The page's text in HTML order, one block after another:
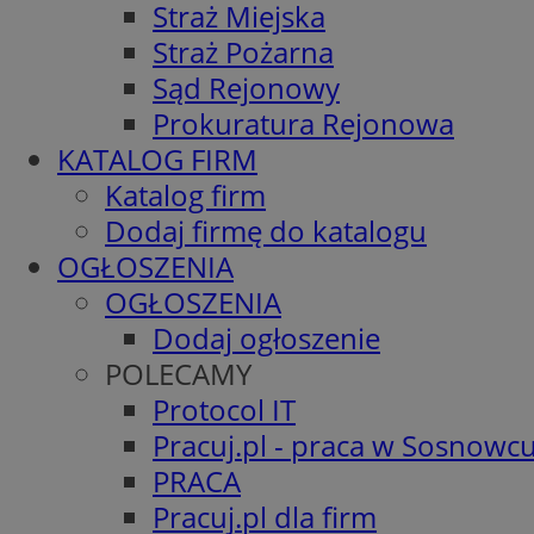
Straż Miejska
Straż Pożarna
Sąd Rejonowy
Prokuratura Rejonowa
KATALOG FIRM
Katalog firm
Dodaj firmę do katalogu
OGŁOSZENIA
OGŁOSZENIA
Dodaj ogłoszenie
POLECAMY
Protocol IT
Pracuj.pl - praca w
PRACA
Pracuj.pl dla firm